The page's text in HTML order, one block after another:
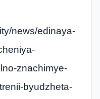
news/edinaya-
znachimye-
byudzheta-